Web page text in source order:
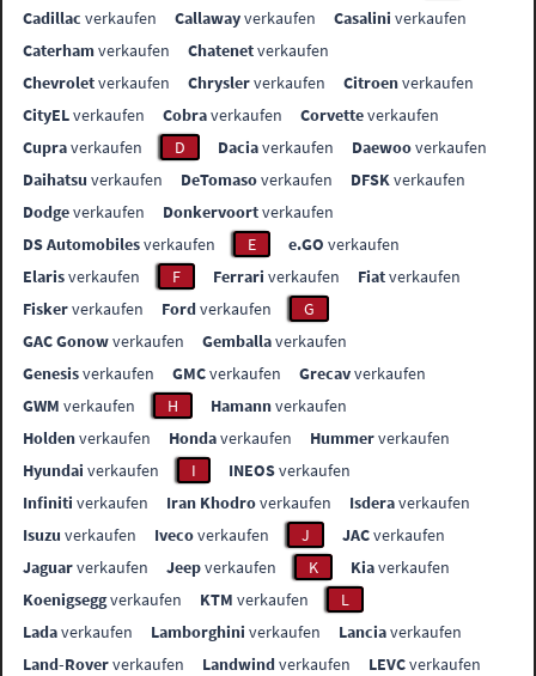
Cadillac verkaufen Callawayverkaufen Casalini verkaufen
Caterhamverkaufen Chatenetverkaufen
Chevroletverkaufen Chryslerverkaufen Citroenverkaufen
CityELverkaufen Cobraverkaufen Corvetteverkaufen
Cupraverkaufen D Daciaverkaufen Daewooverkaufen
Daihatsu verkaufen DeTomasoverkaufen DFSKverkaufen
Dodgeverkaufen Donkervoortverkaufen
DS Automobilesverkaufen E e.GO verkaufen
Elarisverkaufen F Ferrari verkaufen Fiatverkaufen
Fiskerverkaufen Fordverkaufen
G
GAC Gonowverkaufen Gemballaverkaufen
Genesisverkaufen GMCverkaufen Grecavverkaufen
GWM verkaufen H Hamannverkaufen
Holdenverkaufen Hondaverkaufen Hummerverkaufen
Hyundai verkaufen I INEOSverkaufen
Infiniti verkaufen Iran Khodroverkaufen Isderaverkaufen
Isuzu verkaufen Ivecoverkaufen J JACverkaufen
Jaguarverkaufen Jeepverkaufen K Kiaverkaufen
Koenigseggverkaufen KTM verkaufen
L
Ladaverkaufen Lamborghini verkaufen Lanciaverkaufen
Land-Roververkaufen Landwindverkaufen LEVCverkaufen